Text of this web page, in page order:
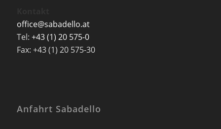
office@sabadello.at
Tel: +43 (1) 20 575-0
Fax: +43 (1) 20 575-30
Anfahrt Sabadello